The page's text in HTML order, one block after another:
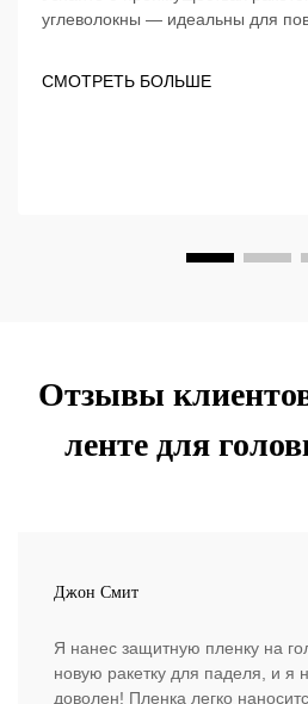
углеволокны — идеальны для
СМОТРЕТЬ БОЛЬШЕ
Отзывы
ленте для
Джон Смит
Я нанес защитную пленку на
новую ракетку для паделя, и я
доволен! Пленка легко